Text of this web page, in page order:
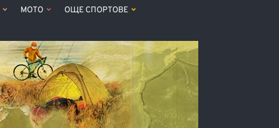
МОТО ОЩЕ СПОРТОВЕ